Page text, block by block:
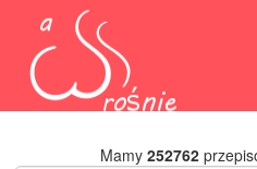
Mamy 252762